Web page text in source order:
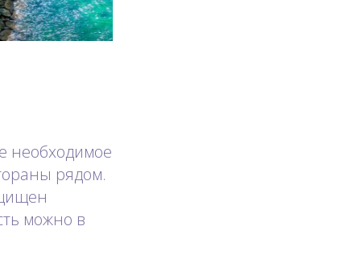
необходимое
рядом.
можно в